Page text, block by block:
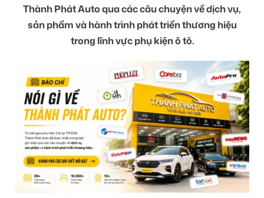
Thành Phát Auto qua các câu chuyện về dịch vụ,
sản phẩm và hành trình phát triển thương hiệu
trong lĩnh vực phụ kiện ô tô.